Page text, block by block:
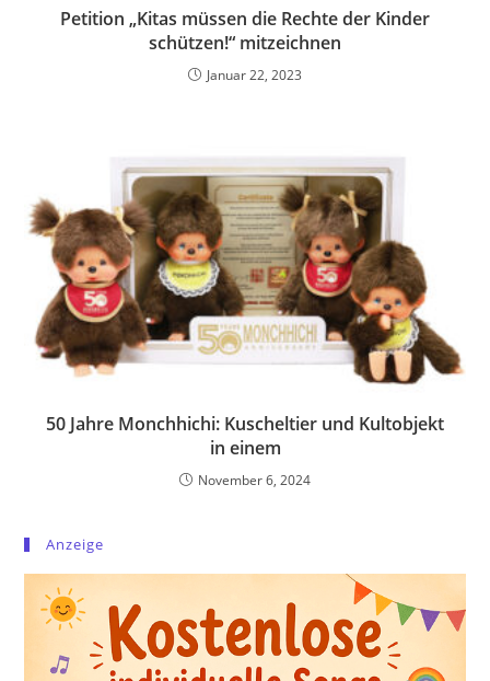
Petition „Kitas müssen die Rechte der Kinder
schützen!“ mitzeichnen
Januar 22, 2023
50 Jahre Monchhichi: Kuscheltier und Kultobjekt
in einem
November 6, 2024
Anzeige